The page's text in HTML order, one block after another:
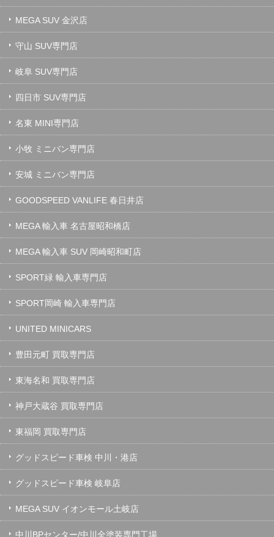
MEGA SUV 金沢店
守山 SUV専門店
岐阜 SUV専門店
四日市 SUV専門店
名東 MINI専門店
小牧 ミニバン専門店
安城 ミニバン専門店
GOODSPEED VANLIFE 春日井店
MEGA 輸入車 名古屋昭和橋店
MEGA 輸入車 SUV 岡崎昭和町店
SPORT緑 輸入車専門店
SPORT岡崎 輸入車専門店
UNITED MINICARS
豊田元町 買取専門店
東海名和 買取専門店
神戸大蔵谷 買取専門店
東福岡 買取専門店
グッドスピード車検 中川・港店
グッドスピード車検 岐阜店
MEGA SUV イオンモール土岐店
中川BPセンター/中川全塗装専門工場